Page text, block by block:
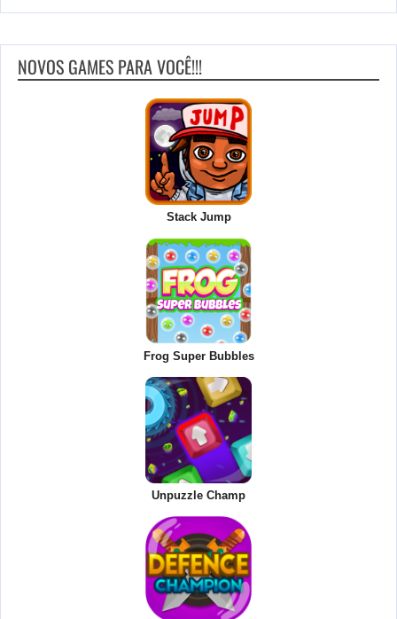
NOVOS GAMES PARA VOCÊ!!!
Stack Jump
Frog Super Bubbles
Unpuzzle Champ